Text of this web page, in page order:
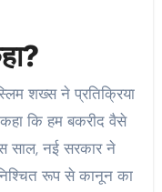
शख्स ने प्रतिक्रिया
कि हम बकरीद वैसे
साल, नई सरकार ने
रूप से कानून का